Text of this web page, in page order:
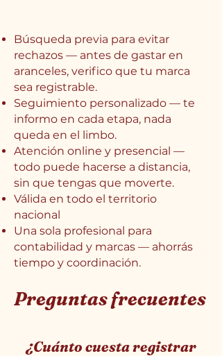
Búsqueda previa para evitar
rechazos — antes de gastar en
aranceles, verifico que tu marca
sea registrable.
Seguimiento personalizado — te
informo en cada etapa, nada
queda en el limbo.
Atención online y presencial —
todo puede hacerse a distancia,
sin que tengas que moverte.
Válida en todo el territorio
nacional
Una sola profesional para
contabilidad y marcas — ahorrás
tiempo y coordinación.
Preguntas frecuentes
¿Cuánto cuesta registrar